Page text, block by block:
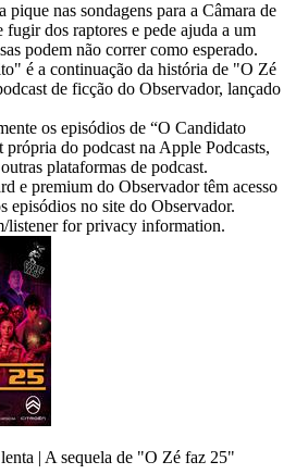
pique nas sondagens para a Câmara de
fugir dos raptores e pede ajuda a um
podem não correr como esperado.
é a continuação da história de "O Zé
de ficção do Observador, lançado
os episódios de “O Candidato
própria do podcast na Apple Podcasts,
plataformas de podcast.
e premium do Observador têm acesso
episódios no site do Observador.
listener for privacy information.
| A sequela de "O Zé faz 25"